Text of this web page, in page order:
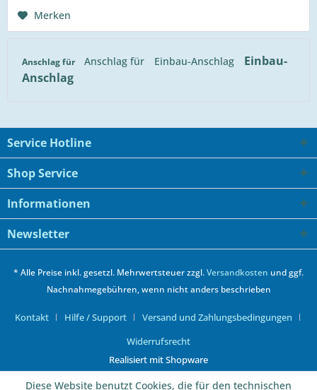
Merken
Anschlag für Anschlag für Einbau-Anschlag
Einbau-
Anschlag
Service Hotline
Shop Service
Informationen
Newsletter
* Alle Preise inkl. gesetzl. Mehrwertsteuer zzgl.Versandkosten und ggf.
Nachnahmegebühren, wenn nicht anders beschrieben
Kontakt Hilfe / Support
Versand und Zahlungsbedingungen
Widerrufsrecht
Realisiert mit Shopware
Diese Website benutzt Cookies, die für den technischen